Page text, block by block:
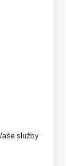
služby